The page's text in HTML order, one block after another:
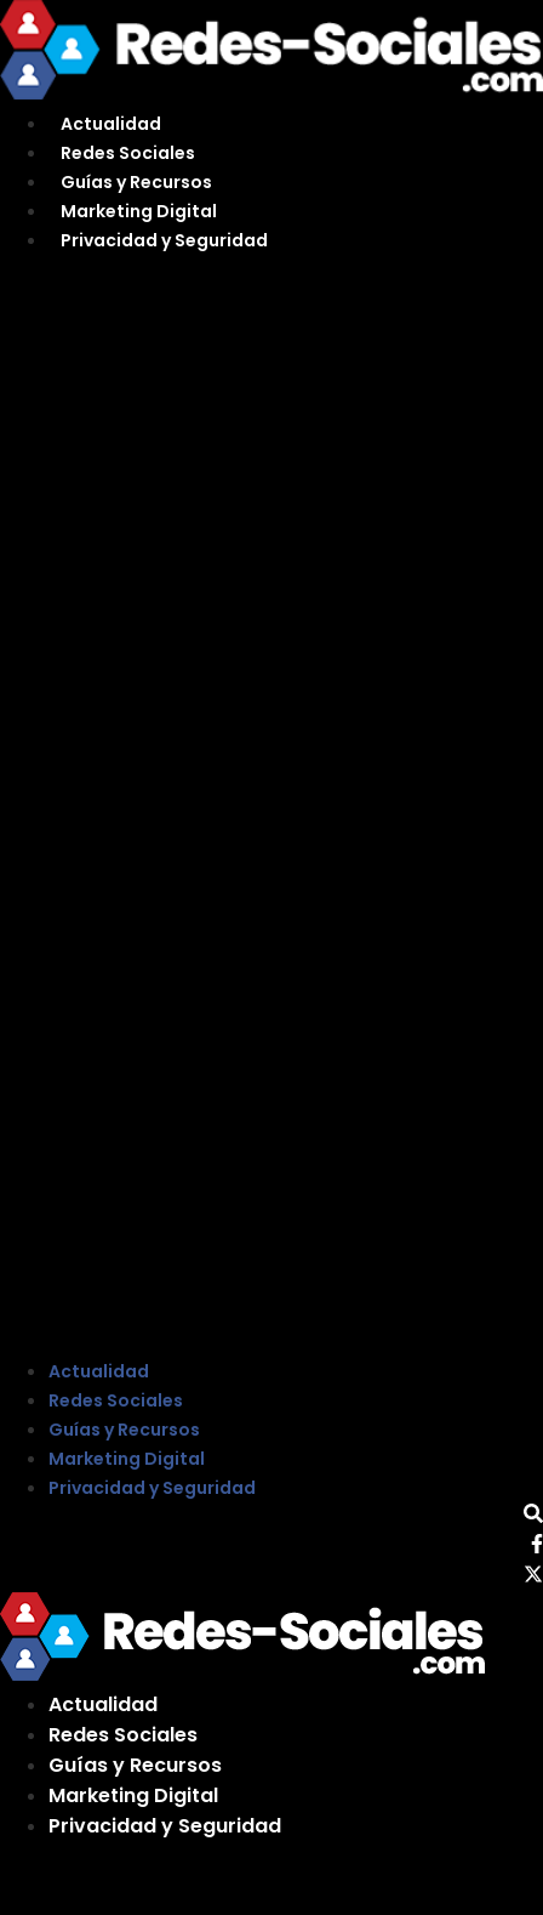
Ir
al
contenido
Actualidad
Redes Sociales
Guías y Recursos
Marketing Digital
Privacidad y Seguridad
Actualidad
Redes Sociales
Guías y Recursos
Marketing Digital
Privacidad y Seguridad
Actualidad
Redes Sociales
Guías y Recursos
Marketing Digital
Privacidad y Seguridad